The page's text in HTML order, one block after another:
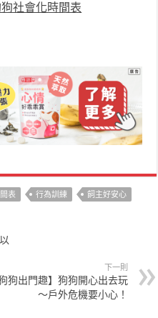
社會化時間表
表 行為訓練 飼主好安心
下一則
狗狗出門趣】狗狗開心出去玩
～戶外危機要小心！